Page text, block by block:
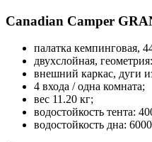
Canadian Camper
палатка кемпинговая,
двухслойная,
внешний каркас, дуги
4 входа / одна комната;
вес 11.20 кг;
водостойкость тента:
водостойкость дна: